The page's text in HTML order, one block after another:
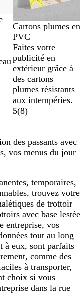
Cartons plumes en
PVC
Faites votre
publicité en
extérieur grâce à
des cartons
plumes résistants
aux intempéries.
5(8)
des passants avec
vos menus du jour
temporaires,
trouvez votre
de trottoir
avec base lestée
entreprise, vos
tout au long
à eux, sont parfaits
comme des
à transporter,
choix si vous
dans la rue